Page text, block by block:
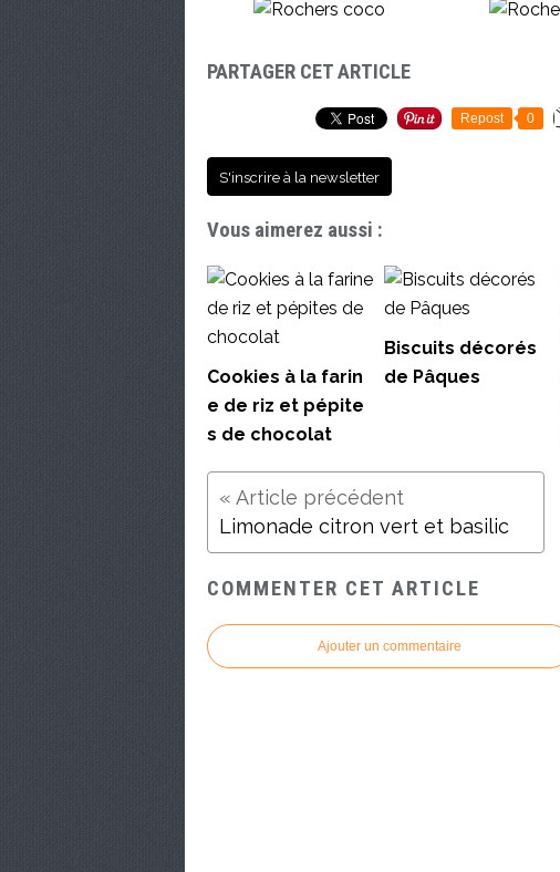
PARTAGER CET ARTICLE
Repost 0
S'inscrire à la newsletter
Vous aimerez aussi :
Cookies à la farin
e de riz et pépite
s de chocolat
Biscuits décorés
de Pâques
Limonade citron vert et basilic
COMMENTER CET ARTICLE
Ajouter un commentaire